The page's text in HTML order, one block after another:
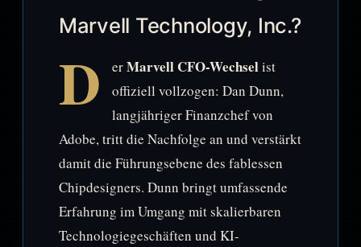
Marvell Technology, Inc.?
D erMarvell CFO-Wechselist
offiziell vollzogen: Dan Dunn,
langjähriger Finanzchef von
Adobe, tritt die Nachfolge an und verstärkt
damit die Führungsebene des fablessen
Chipdesigners. Dunn bringt umfassende
Erfahrung im Umgang mit skalierbaren
Technologiegeschäften und KI-